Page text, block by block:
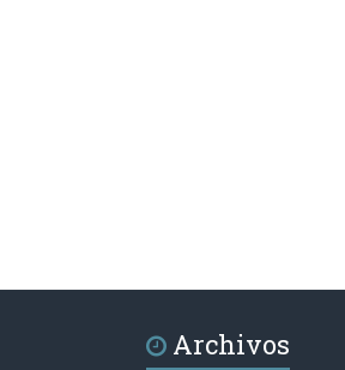
Archivos